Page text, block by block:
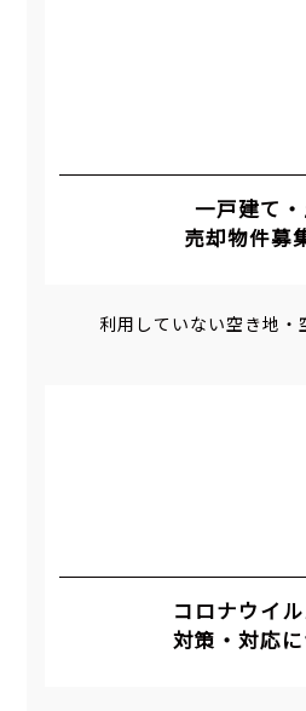
一戸建て
売却物件募
利用していない空き地・
コロナウイ
対策・対応